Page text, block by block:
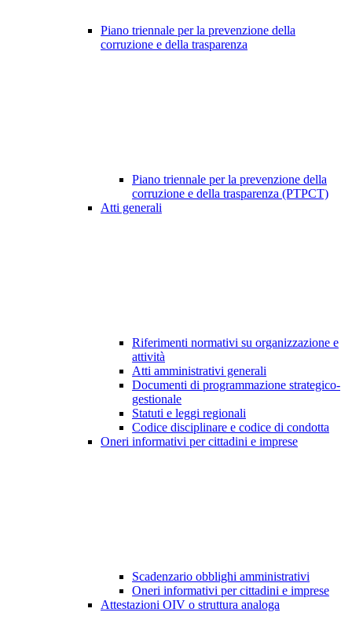
Piano triennale per la prevenzione della
corruzione e della trasparenza
Piano triennale per la prevenzione della
corruzione e della trasparenza (PTPCT)
Atti generali
Riferimenti normativi su organizzazione e
attività
Atti amministrativi generali
Documenti di programmazione strategico-
gestionale
Statuti e leggi regionali
Codice disciplinare e codice di condotta
Oneri informativi per cittadini e imprese
Scadenzario obblighi amministrativi
Oneri informativi per cittadini e imprese
Attestazioni OIV o struttura analoga